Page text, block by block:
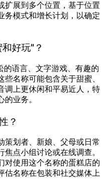
扩展到多个位置，基于位置
务模式和增长计划，以确定
好玩"？
语言、文字游戏、有趣的
名称可能包含关于甜蜜、
调上更休闲和平易近人，特
业务。
？
划者、新娘、父母或日常
点小组讨论或在线调查。
对使用这个名称的蛋糕店的
估名称在包装和社交媒体上